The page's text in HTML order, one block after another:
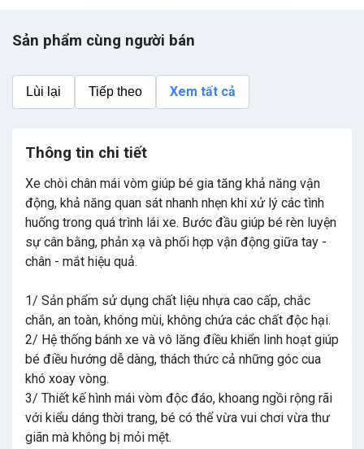
Sản phẩm cùng người bán
Lùi lại Tiếp theo Xem tất cả
Thông tin chi tiết
Xe chòi chân mái vòm giúp bé gia tăng khả năng vận
động, khả năng quan sát nhanh nhẹn khi xử lý các tình
huống trong quá trình lái xe. Bước đầu giúp bé rèn luyện
sự cân bằng, phản xạ và phối hợp vận động giữa tay -
chân - mắt hiệu quả.
1/ Sản phẩm sử dụng chất liệu nhựa cao cấp, chắc
chắn, an toàn, không mùi, không chứa các chất độc hại.
2/ Hệ thống bánh xe và vô lăng điều khiển linh hoạt giúp
bé điều hướng dễ dàng, thách thức cả những góc cua
khó xoay vòng.
3/ Thiết kế hình mái vòm độc đáo, khoang ngồi rộng rãi
với kiểu dáng thời trang, bé có thể vừa vui chơi vừa thư
giãn mà không bị mỏi mệt.